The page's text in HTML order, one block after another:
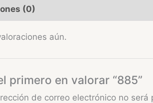
(0)
aún.
primero en valorar “885”
de correo electrónico no será